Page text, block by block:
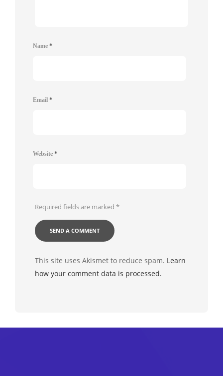
Name *
Email *
Website *
Required fields are marked *
This site uses Akismet to reduce spam. Learn
how your comment data is processed.